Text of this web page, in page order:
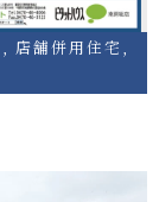
, 店舗併用住宅 ,